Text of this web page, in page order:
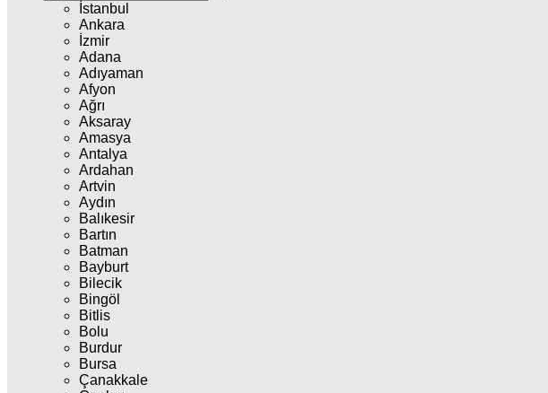
İstanbul
Ankara
İzmir
Adana
Adıyaman
Afyon
Ağrı
Aksaray
Amasya
Antalya
Ardahan
Artvin
Aydın
Balıkesir
Bartın
Batman
Bayburt
Bilecik
Bingöl
Bitlis
Bolu
Burdur
Bursa
Çanakkale